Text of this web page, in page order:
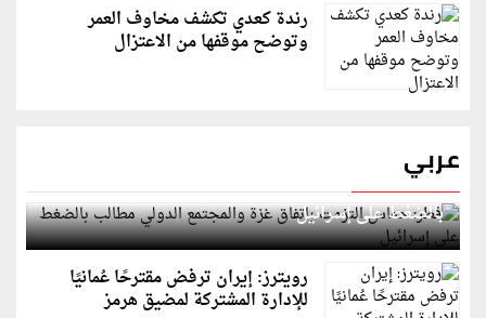
رندة كعدي تكشف مخاوف العمر
وتوضح موقفها من الاعتزال
عربي
قطر: حماس التزمت باتفاق غزة والمجتمع الدولي مطالب
بالضغط على إسرائيل
رويترز: إيران ترفض مقترحًا عُمانيًا
للإدارة المشتركة لمضيق هرمز